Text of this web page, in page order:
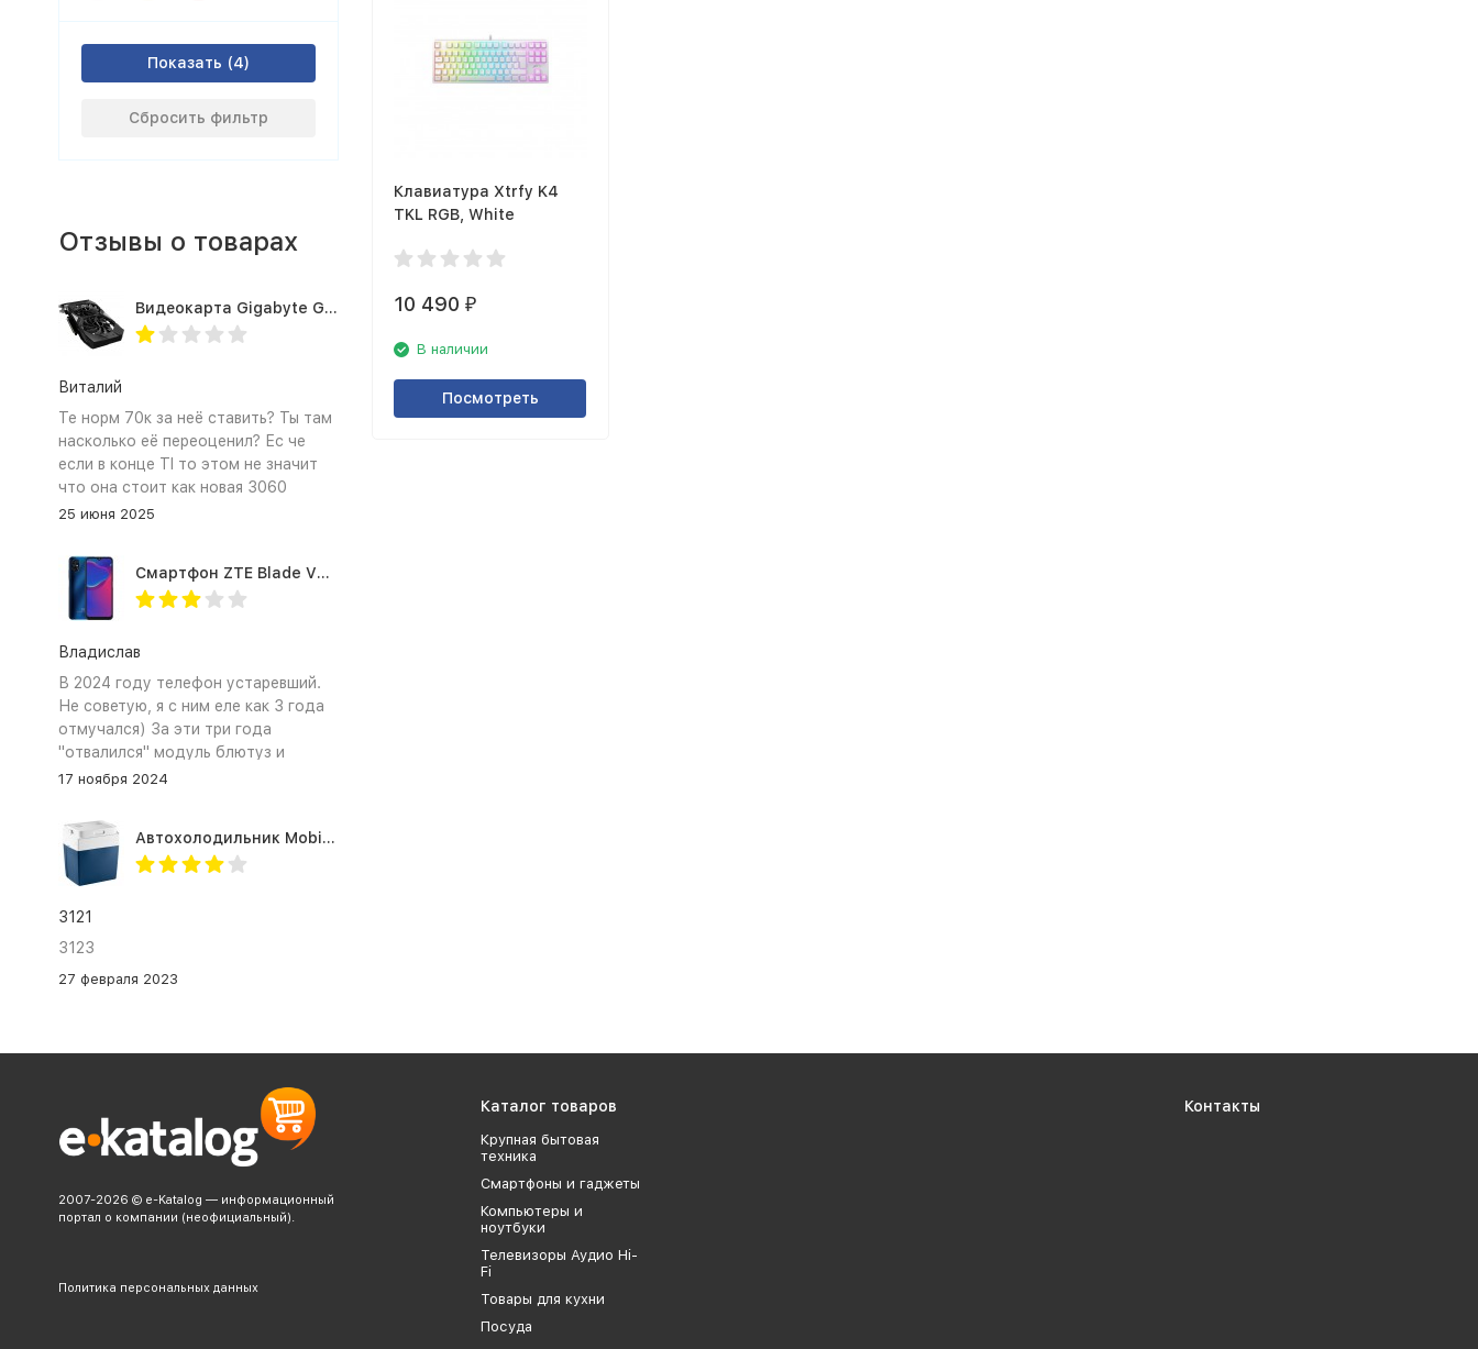
Клавиатура Xtrfy K4
TKL RGB, White
10 490 ₽
В наличии
Посмотреть
Показать
Сбросить фильтр
Отзывы о товарах
Видеокарта Gigabyte GTX1660TI 6GB (GV-N166TOC-6GD 1.0A)
Виталий
Те норм 70к за неё ставить? Ты там
насколько её переоценил? Ес че
если в конце TI то этом не значит
что она стоит как новая 3060
25 июня 2025
Смартфон ZTE Blade V2020 Smart 64 Гб синий
Владислав
В 2024 году телефон устаревший.
Не советую, я с ним еле как 3 года
отмучался) За эти три года
"отвалился" модуль блютуз и
сканер отпечатка пальца
17 ноября 2024
Автохолодильник Mobicool MV26 AC/DC
3121
3123
27 февраля 2023
2007-2026 © e-Katalog — информационный
портал о компании (неофициальный).
Политика персональных данных
Каталог товаров
Крупная бытовая
техника
Смартфоны и гаджеты
Компьютеры и
ноутбуки
Телевизоры Аудио Hi-
Fi
Товары для кухни
Посуда
Контакты